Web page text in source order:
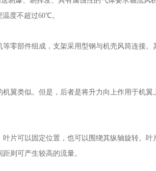
度不超过60℃。
部件组成，支架采用型钢与机壳风筒连接。
类似。但是，后者是将升力向上作用于机翼
可以固定位置，也可以围绕其纵轴旋转。叶
则可产生较高的流量。